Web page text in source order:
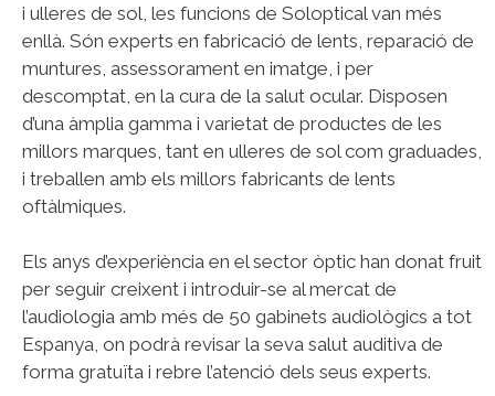
i ulleres de sol, les funcions de Soloptical van més
enllà. Són experts en fabricació de lents, reparació de
muntures, assessorament en imatge, i per
descomptat, en la cura de la salut ocular. Disposen
d’una àmplia gamma i varietat de productes de les
millors marques, tant en ulleres de sol com graduades,
i treballen amb els millors fabricants de lents
oftàlmiques.
Els anys d’experiència en el sector òptic han donat fruit
per seguir creixent i introduir-se al mercat de
l’audiologia amb més de 50 gabinets audiològics a tot
Espanya, on podrà revisar la seva salut auditiva de
forma gratuïta i rebre l’atenció dels seus experts.